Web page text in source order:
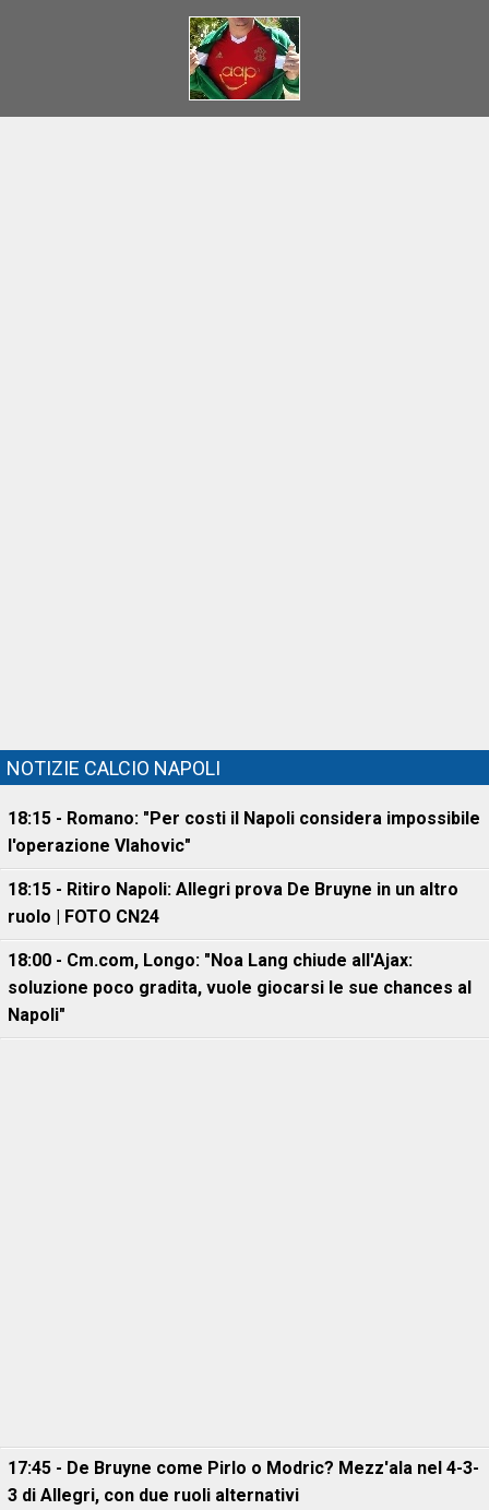
NOTIZIE CALCIO NAPOLI
18:15 - Romano: "Per costi il Napoli considera impossibile
l'operazione Vlahovic"
18:15 - Ritiro Napoli: Allegri prova De Bruyne in un altro
ruolo | FOTO CN24
18:00 - Cm.com, Longo: "Noa Lang chiude all'Ajax:
soluzione poco gradita, vuole giocarsi le sue chances al
Napoli"
17:45 - De Bruyne come Pirlo o Modric? Mezz'ala nel 4-3-
3 di Allegri, con due ruoli alternativi